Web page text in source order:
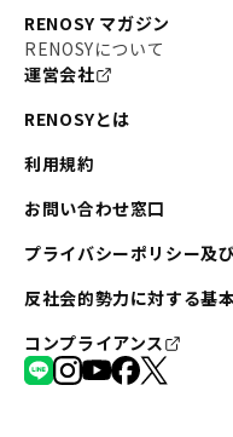
RENOSY マガジン
RENOSYについて
運営会社
RENOSYとは
利用規約
お問い合わせ窓口
プライバシーポリシー及
反社会的勢力に対する基
コンプライアンス